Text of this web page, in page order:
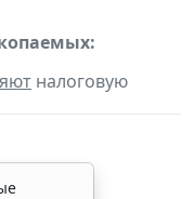
налоговую